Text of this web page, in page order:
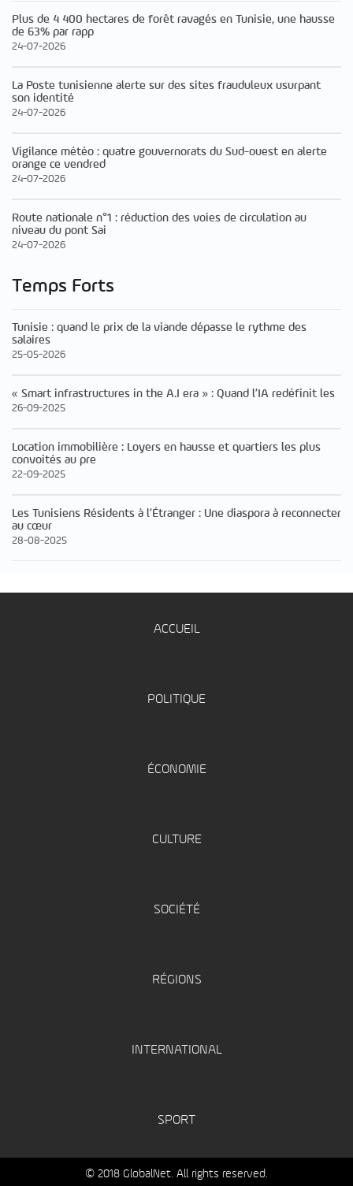
Plus de 4 400 hectares de forêt ravagés en Tunisie, une hausse
de 63% par rapp
24-07-2026
La Poste tunisienne alerte sur des sites frauduleux usurpant
son identité
24-07-2026
Vigilance météo : quatre gouvernorats du Sud-ouest en alerte
orange ce vendred
24-07-2026
Route nationale n°1 : réduction des voies de circulation au
niveau du pont Sai
24-07-2026
Temps Forts
Tunisie : quand le prix de la viande dépasse le rythme des
salaires
25-05-2026
« Smart infrastructures in the A.I era » : Quand l’IA redéfinit les
26-09-2025
Location immobilière : Loyers en hausse et quartiers les plus
convoités au pre
22-09-2025
Les Tunisiens Résidents à l’Étranger : Une diaspora à reconnecter
au cœur
28-08-2025
ACCUEIL
POLITIQUE
ÉCONOMIE
CULTURE
SOCIÉTÉ
RÉGIONS
INTERNATIONAL
SPORT
© 2018 GlobalNet. All rights reserved.